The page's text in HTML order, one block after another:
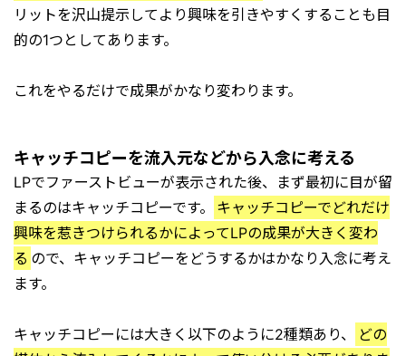
リットを沢山提示してより興味を引きやすくすることも目
的の1つとしてあります。
これをやるだけで成果がかなり変わります。
キャッチコピーを流入元などから入念に考える
LPでファーストビューが表示された後、まず最初に目が留
まるのはキャッチコピーです。
キャッチコピーでどれだけ
興味を惹きつけられるかによってLPの成果が大きく変わ
る ので、キャッチコピーをどうするかはかなり入念に考え
ます。
キャッチコピーには大きく以下のように2種類あり、
どの